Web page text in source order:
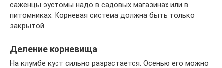
саженцы эустомы надо в садовых магазинах или в
питомниках. Корневая система должна быть только
закрытой.
Деление корневища
На клумбе куст сильно разрастается. Осенью его можно